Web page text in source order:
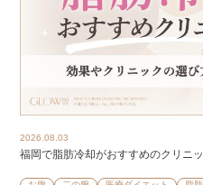
2026.08.03
福岡で脂肪冷却がおすすめのクリニ